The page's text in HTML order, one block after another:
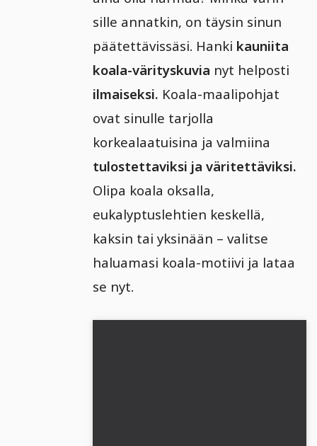
sille annatkin, on täysin sinun
päätettävissäsi. Hanki kauniita
koala-värityskuvia nyt helposti
ilmaiseksi. Koala-maalipohjat
ovat sinulle tarjolla
korkealaatuisina ja valmiina
tulostettaviksi ja väritettäviksi.
Olipa koala oksalla,
eukalyptuslehtien keskellä,
kaksin tai yksinään – valitse
haluamasi koala-motiivi ja lataa
se nyt.